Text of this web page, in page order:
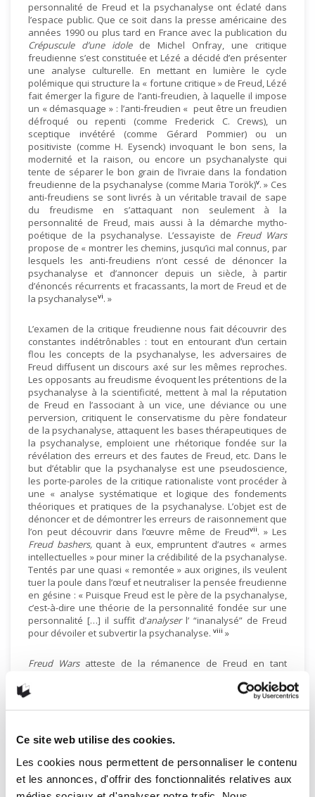
Ce site web utilise des cookies.
Les cookies nous permettent de personnaliser le contenu
et les annonces, d'offrir des fonctionnalités relatives aux
personnalité de Freud et la psychanalyse ont éclaté dans
l’espace public. Que ce soit dans la presse américaine des
années 1990 ou plus tard en France avec la publication du
Crépuscule d’une idole de Michel Onfray, une critique
freudienne s’est constituée et Lézé a décidé d’en présenter
une analyse culturelle. En mettant en lumière le cycle
polémique qui structure la « fortune critique » de Freud, Lézé
fait émerger la figure de l’anti-freudien, à laquelle il impose
un « démasquage » : l’anti-freudien « peut être un freudien
défroqué ou repenti (comme Frederick C. Crews), un
sceptique invétéré (comme Gérard Pommier) ou un
positiviste (comme H. Eysenck) invoquant le bon sens, la
modernité et la raison, ou encore un psychanalyste qui
tente de séparer le bon grain de l’ivraie dans la fondation
freudienne de la psychanalyse (comme Maria Torök)v. » Ces
anti-freudiens se sont livrés à un véritable travail de sape
du freudisme en s’attaquant non seulement à la
personnalité de Freud, mais aussi à la démarche mytho-
poétique de la psychanalyse. L’essayiste de Freud Wars
propose de « montrer les chemins, jusqu’ici mal connus, par
lesquels les anti-freudiens n’ont cessé de dénoncer la
psychanalyse et d’annoncer depuis un siècle, à partir
d’énoncés récurrents et fracassants, la mort de Freud et de
la psychanalysevi. »
L’examen de la critique freudienne nous fait découvrir des
constantes indétrônables : tout en entourant d’un certain
flou les concepts de la psychanalyse, les adversaires de
Freud diffusent un discours axé sur les mêmes reproches.
Les opposants au freudisme évoquent les prétentions de la
psychanalyse à la scientificité, mettent à mal la réputation
de Freud en l’associant à un vice, une déviance ou une
perversion, critiquent le conservatisme du père fondateur
de la psychanalyse, attaquent les bases thérapeutiques de
la psychanalyse, emploient une rhétorique fondée sur la
révélation des erreurs et des fautes de Freud, etc. Dans le
but d’établir que la psychanalyse est une pseudoscience,
les porte-paroles de la critique rationaliste vont procéder à
une « analyse systématique et logique des fondements
théoriques et pratiques de la psychanalyse. L’objet est de
dénoncer et de démontrer les erreurs de raisonnement que
l’on peut découvrir dans l’œuvre même de Freudvii. » Les
Freud bashers, quant à eux, empruntent d’autres « armes
intellectuelles » pour miner la crédibilité de la psychanalyse.
Tentés par une quasi « remontée » aux origines, ils veulent
tuer la poule dans l’œuf et neutraliser la pensée freudienne
en gésine : « Puisque Freud est le père de la psychanalyse,
c’est-à-dire une théorie de la personnalité fondée sur une
personnalité […] il suffit d’analyser l’ “inanalysé” de Freud
pour dévoiler et subvertir la psychanalyse. viii »
Freud Wars atteste de la rémanence de Freud en tant
certains intellectuels, de s’y attaquer. De plus, en se
penchant sur une certaine forme d’opposition à Freud,
Samuel Lézé détaille les manières dont on a remis en
comment critiquer Freud? Dans une perspective globale,
analyseur pour observer comment se forme unebonne
conscience: en heurtant des valeurs socialement reçues et
partagées, par la dénonciation, le scandale fait éclater une